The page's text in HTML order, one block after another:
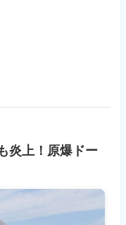
炎上！原爆ドー